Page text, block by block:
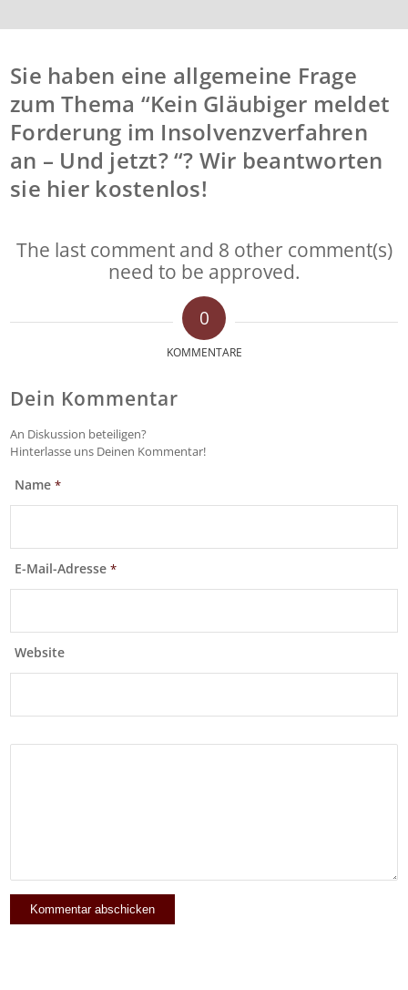
Sie haben eine allgemeine Frage
zum Thema “Kein Gläubiger meldet
Forderung im Insolvenzverfahren
an – Und jetzt? “? Wir beantworten
sie hier kostenlos!
The last comment and 8 other comment(s)
need to be approved.
0
KOMMENTARE
Dein Kommentar
An Diskussion beteiligen?
Hinterlasse uns Deinen Kommentar!
Name*
E-Mail-Adresse*
Website